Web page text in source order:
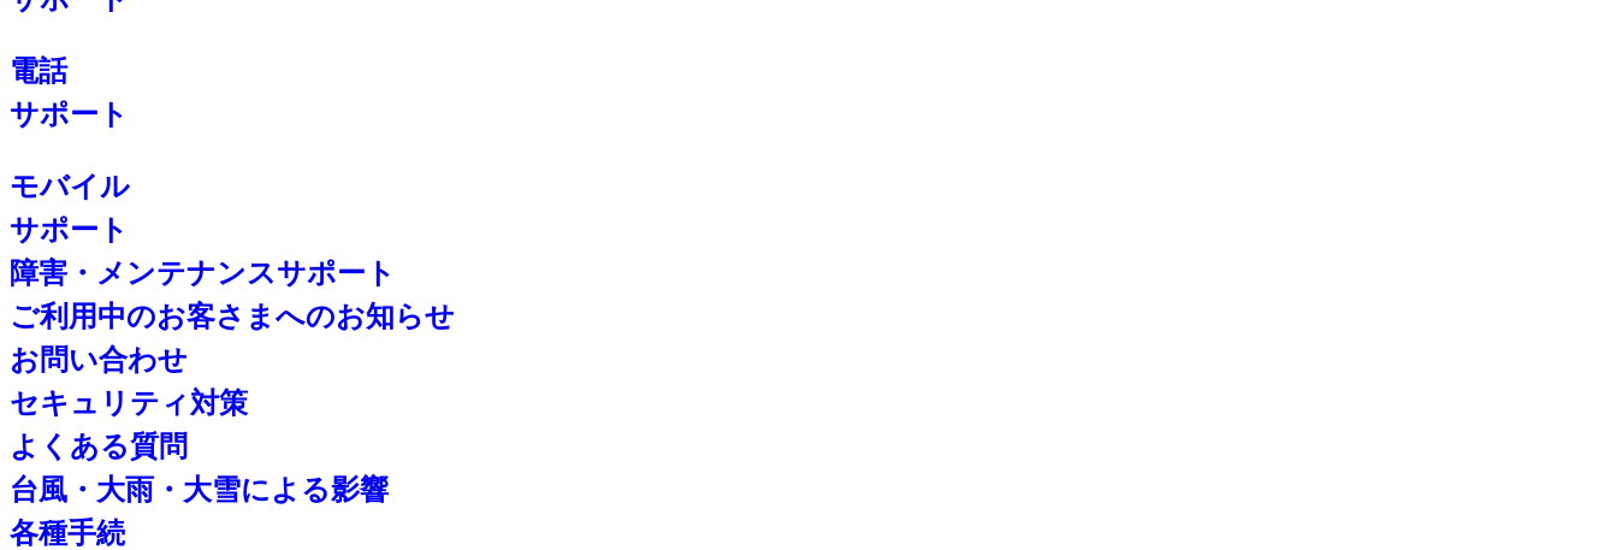
電話
サポート
モバイル
サポート
障害・メンテナンスサポート
ご利用中のお客さまへのお知らせ
お問い合わせ
セキュリティ対策
よくある質問
台風・大雨・大雪による影響
各種手続